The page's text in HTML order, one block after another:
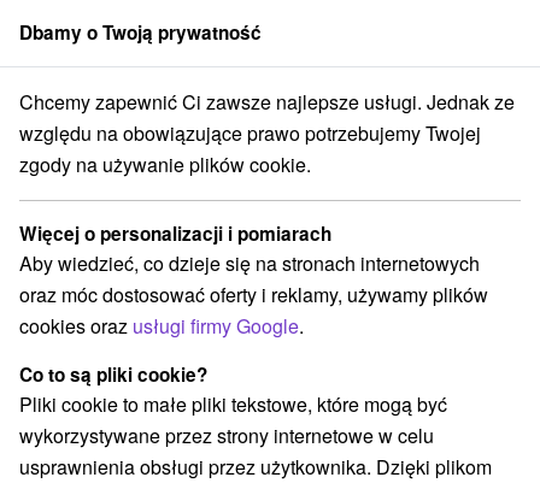
członek grupySorger
Prešovský kraj Okrúhle Chata Slnečná usadlosť Okrúhle
Chata Slnečná usadlosť Okrúhle
Okrúhle
REZERWACJA I WYBÓR OFERTY
Skontaktuj się bezpośrednio z właścicielem.
Przejdź do lokalizacji
O URZĄDZENIA SPRZĘT
Dbamy o Twoją prywatność
Chcemy zapewnić Ci zawsze najlepsze usługi. Jednak ze
względu na obowiązujące prawo potrzebujemy Twojej
zgody na używanie plików cookie.
Więcej o personalizacji i pomiarach
Aby wiedzieć, co dzieje się na stronach internetowych
oraz móc dostosować oferty i reklamy, używamy plików
cookies oraz usługi firmy Google.
Co to są pliki cookie?
Pliki cookie to małe pliki tekstowe, które mogą być
wykorzystywane przez strony internetowe w celu
usprawnienia obsługi przez użytkownika. Dzięki plikom